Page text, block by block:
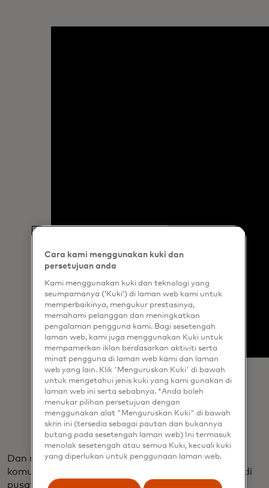
Dan meskipun Beeler mengabdikan diri pada
komunitasnya - toko ini mendukung sekolah dasar di
pusat kota melalui penggalangan dana dan
Cara kami menggunakan kuki dan
persetujuan anda
Kami menggunakan kuki dan teknologi yang
seumpamanya (‘Kuki’) di laman web kami untuk
memperbaikinya, mengukur prestasinya,
memahami pelanggan dan meningkatkan
pengalaman pengguna kami. Bagi sesetengah
laman web, kami juga menggunakan Kuki untuk
mempamerkan iklan berdasarkan aktiviti serta
minat pengguna di laman web kami dan laman
web yang lain. Klik 'Menguruskan Kuki' di bawah
untuk mengetahui jenis kuki yang kami gunakan di
laman web ini serta sebabnya. *Anda boleh
menukar pilihan persetujuan dengan
menggunakan alat "Menguruskan Kuki" di bawah
skrin ini (tersedia sebagai pautan dan bukannya
butang pada sesetengah laman web) Ini termasuk
menolak sesetengah atau semua Kuki, kecuali kuki
yang diperlukan untuk penggunaan laman web.